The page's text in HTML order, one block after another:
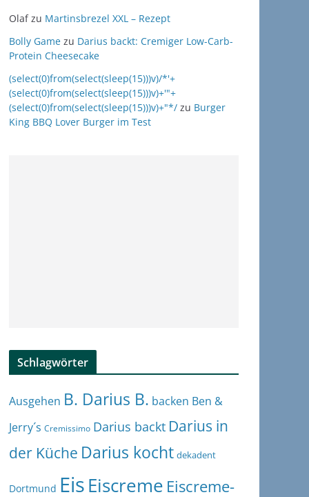
Olafzu Martinsbrezel XXL – Rezept
Bolly Game zu Darius backt: Cremiger Low-Carb-
Protein Cheesecake
(select(0)from(select(sleep(15)))v)/*'+
(select(0)from(select(sleep(15)))v)+'"+
(select(0)from(select(sleep(15)))v)+"*/ zu Burger
King BBQ Lover Burger im Test
Schlagwörter
Ausgehen B. Darius B. backen Ben &
Jerry´s Cremissimo Darius backt Darius in
der Küche Darius kocht dekadent
Dortmund EisEiscreme Eiscreme-